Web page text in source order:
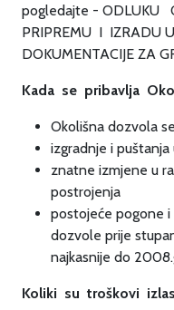
pogledajte - ODLUKU
PRIPREMU I IZRADU
DOKUMENTACIJE ZA
Kada se pribavlja
Okolišna dozvola
izgradnje i
znatne izmjene u
postrojenja
postojeće pogone
dozvole prije
najkasnije do
Koliki su troškovi